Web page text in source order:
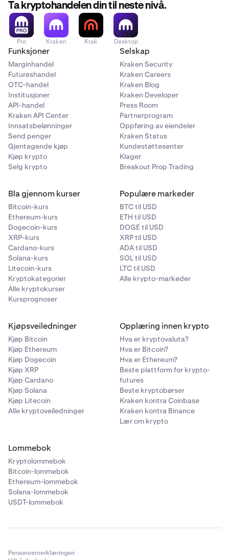
Ta kryptohandelen din til neste nivå.
Pro Kraken Krak Desktop
Funksjoner
Marginhandel
Futureshandel
OTC-handel
Institusjoner
API-handel
Kraken API Center
Innsatsbelønninger
Send penger
Gjentagende kjøp
Kjøp krypto
Selg krypto
Selskap
Kraken Security
Kraken Careers
Kraken Blog
Kraken Developer
Press Room
Partnerprogram
Oppføring av eiendeler
Kraken Status
Kundestøttesenter
Klager
Breakout Prop Trading
Bla gjennom kurser
Bitcoin-kurs
Ethereum-kurs
Dogecoin-kurs
XRP-kurs
Cardano-kurs
Solana-kurs
Litecoin-kurs
Kryptokategorier
Alle kryptokurser
Kursprognoser
Populære markeder
BTC til USD
ETH til USD
DOGE til USD
XRP til USD
ADA til USD
SOL til USD
LTC til USD
Alle krypto-markeder
Kjøpsveiledninger
Kjøp Bitcoin
Kjøp Ethereum
Kjøp Dogecoin
Kjøp XRP
Kjøp Cardano
Kjøp Solana
Kjøp Litecoin
Alle kryptoveiledninger
Opplæring innen krypto
Hva er kryptovaluta?
Hva er Bitcoin?
Hva er Ethereum?
Beste plattform for krypto-
futures
Beste kryptobørser
Kraken kontra Coinbase
Kraken kontra Binance
Lær om krypto
Lommebok
Kryptolommebok
Bitcoin-lommebok
Ethereum-lommebok
Solana-lommebok
USDT-lommebok
Personvernerklæringen